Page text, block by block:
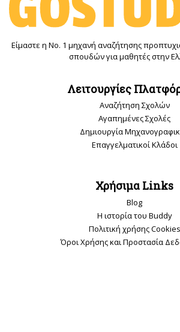
Είμαστε η Νο. 1 μηχανή αναζήτησης
σπουδών για μαθητές στην
Λειτουργίες
Αναζήτηση Σχολών
Αγαπημένες Σχολές
Δημιουργία
Επαγγελματικοί Κλάδοι
Χρήσιμα Links
Blog
Η ιστορία του Buddy
Πολιτική χρήσης Cookies
Όροι Χρήσης και Προστασία